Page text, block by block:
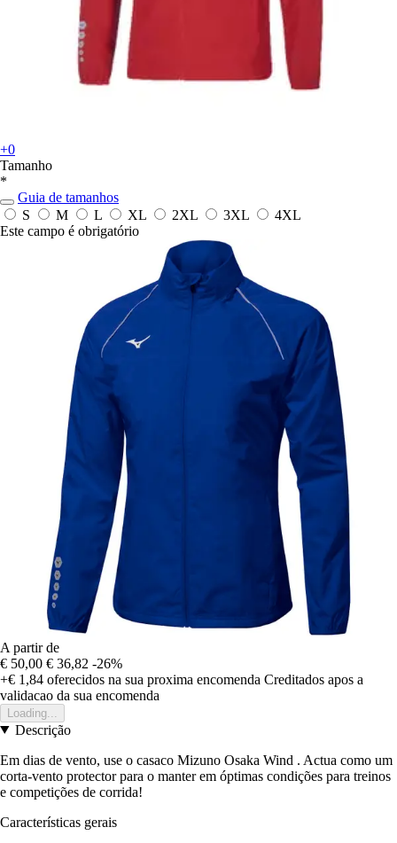
+0
Tamanho
*
Guia de tamanhos
S
M L XL 2XL 3XL
4XL
Este campo é obrigatório
A partir de
€ 50,00 € 36,82 -26%
+€ 1,84 oferecidos na sua proxima encomenda Creditados apos a
validacao da sua encomenda
Loading...
Descrição
Em dias de vento, use o casaco Mizuno Osaka Wind . Actua como um
corta-vento protector para o manter em óptimas condições para treinos
e competições de corrida!
Características gerais